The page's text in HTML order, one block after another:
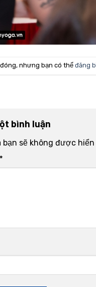
đóng, nhưng bạn có thể đăng
bình luận
bạn sẽ không được
*